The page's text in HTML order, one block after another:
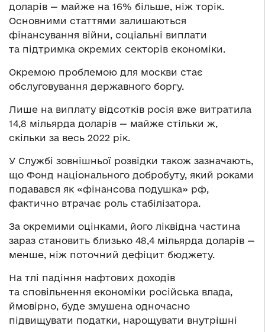
доларів — майже на 16% більше, ніж торік.
Основними статтями залишаються
фінансування війни, соціальні виплати
та підтримка окремих секторів економіки.
Окремою проблемою для москви стає
обслуговування державного боргу.
Лише на виплату відсотків росія вже витратила
14,8 мільярда доларів — майже стільки ж,
скільки за весь 2022 рік.
У Службі зовнішньої розвідки також зазначають,
що Фонд національного добробуту, який роками
подавався як «фінансова подушка» рф,
фактично втрачає роль стабілізатора.
За окремими оцінками, його ліквідна частина
зараз становить близько 48,4 мільярда доларів —
менше, ніж поточний дефіцит бюджету.
На тлі падіння нафтових доходів
та сповільнення економіки російська влада,
ймовірно, буде змушена одночасно
підвищувати податки, нарощувати внутрішні